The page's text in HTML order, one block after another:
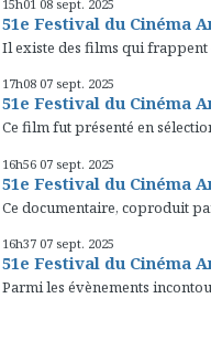
15h01 08 sept. 2025
51e Festival du Cinéma
Il existe des films qui frappent
17h08 07 sept. 2025
51e Festival du Cinéma
Ce film fut présenté en
16h56 07 sept. 2025
51e Festival du Cinéma
Ce documentaire, coproduit
16h37 07 sept. 2025
51e Festival du Cinéma
Parmi les évènements